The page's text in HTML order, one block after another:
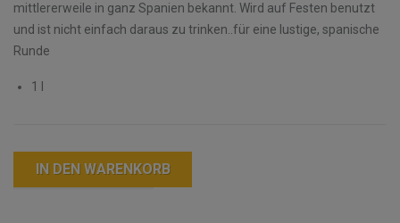
mittlererweile in ganz Spanien bekannt. Wird auf Festen benutzt
und ist nicht einfach daraus zu trinken..für eine lustige, spanische
Runde
1 l
IN DEN WARENKORB